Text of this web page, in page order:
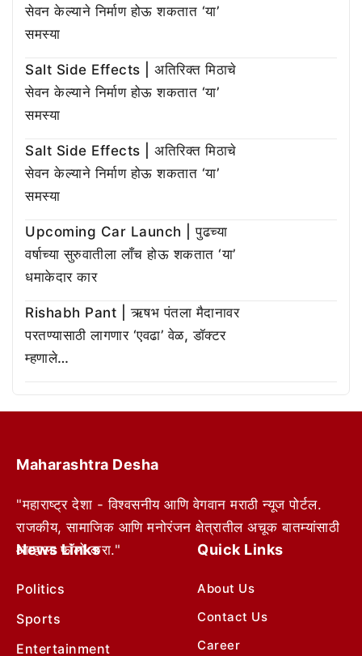
सेवन केल्याने निर्माण होऊ शकतात ‘या’
समस्या
Salt Side Effects | अतिरिक्त मिठाचे
सेवन केल्याने निर्माण होऊ शकतात ‘या’
समस्या
Salt Side Effects | अतिरिक्त मिठाचे
सेवन केल्याने निर्माण होऊ शकतात ‘या’
समस्या
Upcoming Car Launch | पुढच्या
वर्षाच्या सुरुवातीला लाँच होऊ शकतात ‘या’
धमाकेदार कार
Rishabh Pant | ऋषभ पंतला मैदानावर
परतण्यासाठी लागणार ‘एवढा’ वेळ, डॉक्टर
म्हणाले…
Maharashtra Desha
"महाराष्ट्र देशा - विश्वसनीय आणि वेगवान मराठी न्यूज पोर्टल.
राजकीय, सामाजिक आणि मनोरंजन क्षेत्रातील अचूक बातम्यांसाठी
आम्हाला फॉलो करा."
News Links
Politics
Sports
Entertainment
Quick Links
About Us
Contact Us
Career